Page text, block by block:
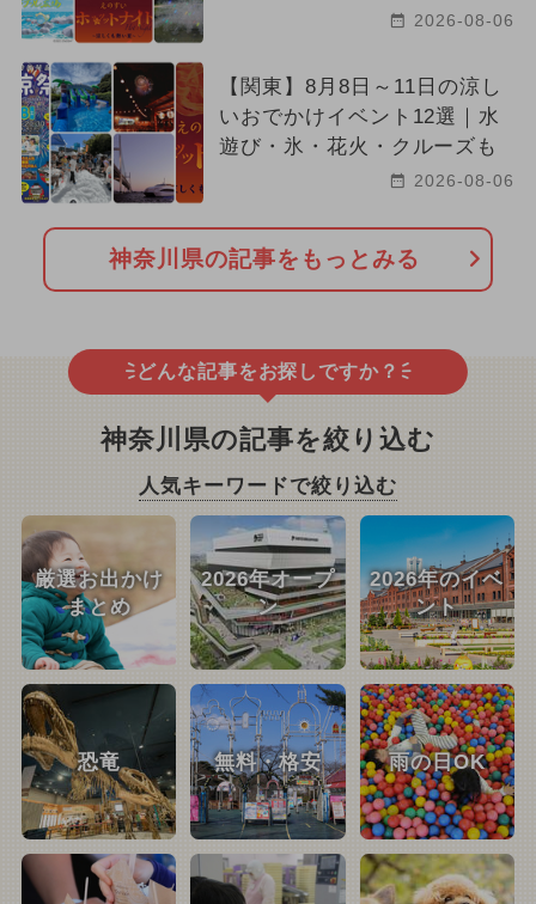
2026-08-06
【関東】8月8日～11日の涼し
いおでかけイベント12選｜水
遊び・氷・花火・クルーズも
2026-08-06
神奈川県の記事をもっとみる
どんな記事をお探しですか？
神奈川県の記事を絞り込む
人気キーワードで絞り込む
厳選お出かけ
まとめ
2026年オープ
ン
2026年のイベ
ント
恐竜 無料・格安 雨の日OK